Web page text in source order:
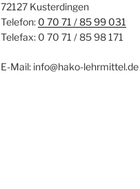
72127 Kusterdingen
Telefon: 0 70 71 / 85 99 031
Telefax: 0 70 71 / 85 98 171
E-Mail: info@hako-lehrmittel.de